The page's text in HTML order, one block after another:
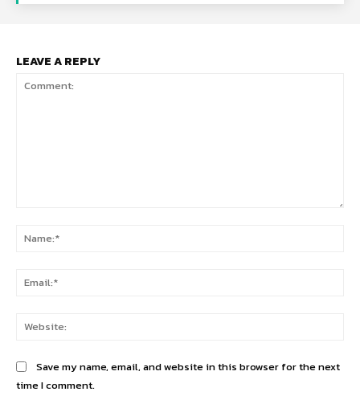
LEAVE A REPLY
Save my name, email, and website in this browser for the next
time I comment.